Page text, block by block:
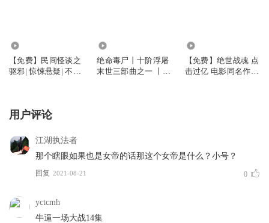
【免费】民间怪谈之
驱邪| 惊悚悬疑| 不好
绝命毒尸丨十阶浮屠
末世三部曲之一 丨丧
【免费】绝世战魂 点
击过亿 电影同名作品
用户评论
江湖执法者
那个瞎眼如果也是女帝的话那这个女帝是什么？小号？
回复 2021-08-21 0
yctcmh
牛逼一场大战14集